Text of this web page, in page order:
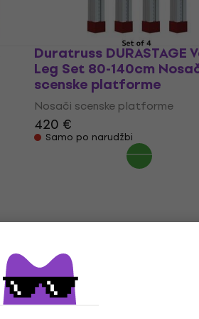
Duratruss DURASTAGE
Leg Set 80-140cm
scenske platforme
Nosači scenske platforme
420 €
Samo po narudžbi